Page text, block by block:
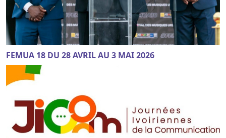
FEMUA 18 DU 28 AVRIL AU 3 MAI 2026